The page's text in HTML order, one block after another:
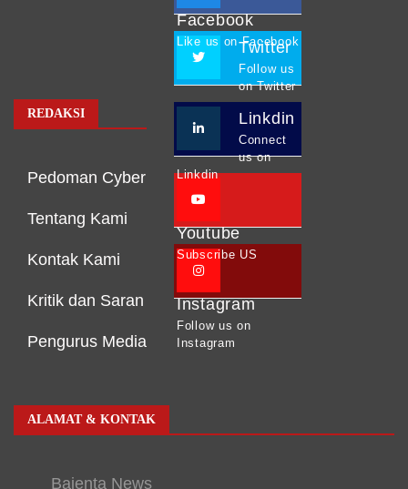
REDAKSI
Pedoman Cyber
Tentang Kami
Kontak Kami
Kritik dan Saran
Pengurus Media
Facebook
Like us on Facebook
Twitter
Follow us
on Twitter
Linkdin
Connect
us on
Linkdin
Youtube
Subscribe US
Instagram
Follow us on
Instagram
ALAMAT & KONTAK
Bajenta News